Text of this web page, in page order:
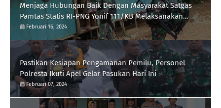
Menjaga Hubungan Baik Dengan Masyarakat Satgas
Pamtas Statis RI-PNG Yonif 111/KB Melaksanakan
Silaturrahmi
Februari 16, 2024
Pastikan Kesiapan Pengamanan Pemilu, Personel
Polresta Ikuti Apel Gelar Pasukan Hari Ini
Februari 07, 2024